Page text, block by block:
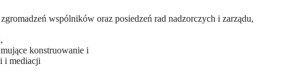
wspólników oraz posiedzeń rad nadzorczych i zarządu,
konstruowanie i
i mediacji